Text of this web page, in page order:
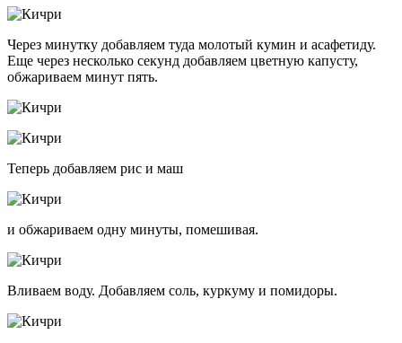
Через минутку добавляем туда молотый кумин и асафетиду.
Еще через несколько секунд добавляем цветную капусту,
обжариваем минут пять.
Теперь добавляем рис и маш
и обжариваем одну минуты, помешивая.
Вливаем воду. Добавляем соль, куркуму и помидоры.